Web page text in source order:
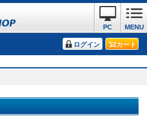
MENU
PC
ログイン カート